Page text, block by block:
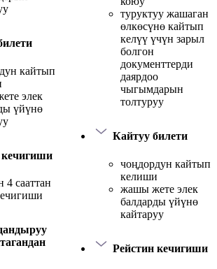
кайтып
элек
үйүнө
кечигиши
4 сааттан
туруктуу жашаган
өлкөсүнө кайтып
келүү үчүн зарыл
болгон
документтерди
даярдоо
чыгымдарын
толтуруу
Кайтуу билети
чоңдордун кайтып
келиши
жашы жете элек
балдарды үйүнө
кайтаруу
Рейстин кечигиши